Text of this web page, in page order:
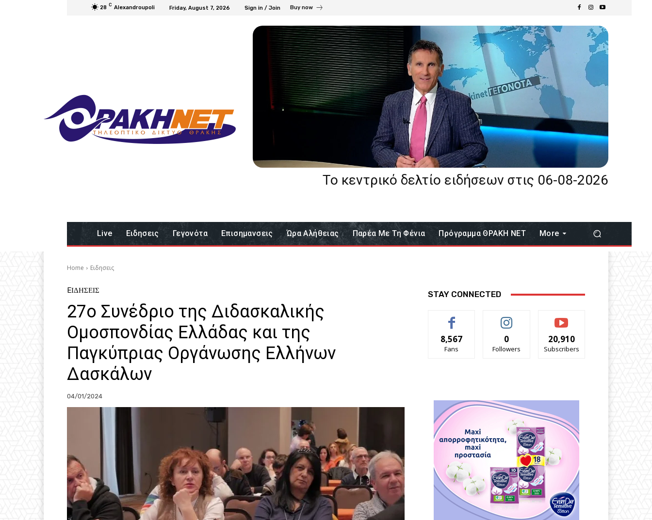
28 C Alexandroupoli Friday, August 7, 2026 Sign in / Join Buy now
Το κεντρικό δελτίο ειδήσεων στις 06-08-2026
Live Eιδησεις Γεγονότα Επισημανσεις Ώρα Αλήθειας Παρέα Με Τη Φένια Πρόγραμμα ΘΡΑΚΗ ΝΕΤ More
Home Eιδησεις
EΙΔΗΣΕΙΣ
27ο Συνέδριο της Διδασκαλικής
Ομοσπονδίας Ελλάδας και της
Παγκύπριας Οργάνωσης Ελλήνων
Δασκάλων
04/01/2024
STAY CONNECTED
8,567
Fans
0
Followers
20,910
Subscribers